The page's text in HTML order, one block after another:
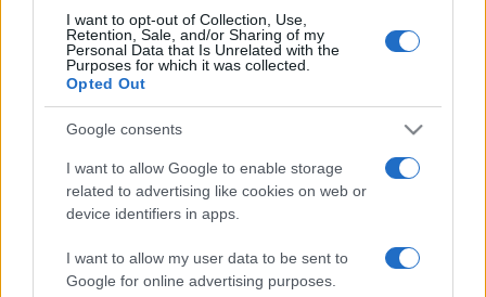
I want to opt-out of Collection, Use,
Retention, Sale, and/or Sharing of my
Personal Data that Is Unrelated with the
Purposes for which it was collected.
Opted Out
Google consents
I want to allow Google to enable storage
related to advertising like cookies on web or
device identifiers in apps.
I want to allow my user data to be sent to
Google for online advertising purposes.
szomorú feladat várt, hogy azonosítsa a nyaki ütőér-
találatot kapott Tóth Sándor holttestét.
A vásárhelyi gépkocsivezető teherautóját az aradi Maros-
híd felhajtójánál találták meg három golyónyommal –
ezekből az egyik volt a szélvédőn áthatolt halálos lövés –,
de érintetlen rakománnyal. A járművet még aznap
hazahozták Vásárhelyre, mementóként kiállítva a Kossuth
téren, majd 1990. január 3-án ezen szállították Tóth Sándor
koporsóját ravatalától sírjáig. Tóth Sándor emlékezete